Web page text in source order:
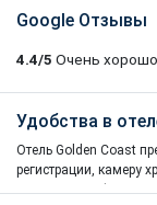
расположенный на
Ларнаки и
Отель находится
Ларнаки и
типы номеров,
рестораны и
Google Отзывы
4.4/5 Очень хорошо
Alena Koneva
Очень комфортный
своей ценовой
видом на Марину
Удобства в
Отель Golden Coast
регистрации, камеру
парковку, конференц-